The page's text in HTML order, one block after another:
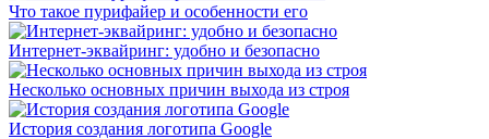
Что такое пурифайер и особенности его
Интернет-эквайринг: удобно и безопасно
Несколько основных причин выхода из строя
История создания логотипа Google